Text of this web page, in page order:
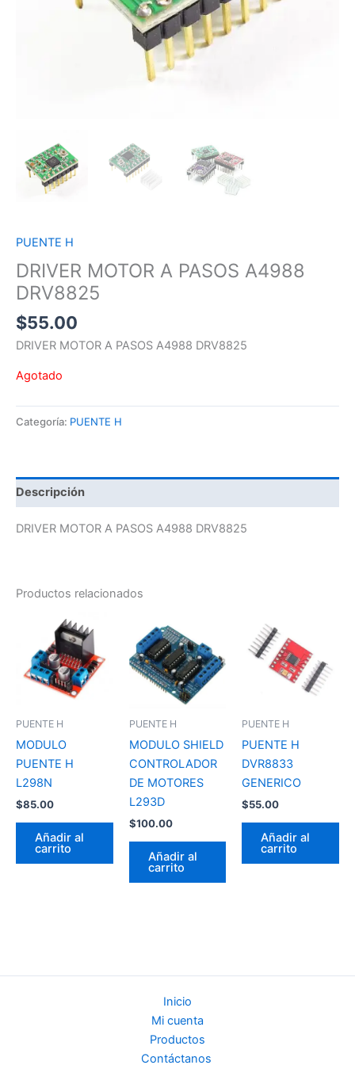
PUENTE H
DRIVER MOTOR A PASOS A4988
DRV8825
$55.00
DRIVER MOTOR A PASOS A4988 DRV8825
Agotado
Categoría: PUENTE H
Descripción
DRIVER MOTOR A PASOS A4988 DRV8825
Productos relacionados
PUENTE H
MODULO
PUENTE H
L298N
$85.00
Añadir al
carrito
PUENTE H
MODULO SHIELD
CONTROLADOR
DE MOTORES
L293D
$100.00
Añadir al
carrito
PUENTE H
PUENTE H
DVR8833
GENERICO
$55.00
Añadir al
carrito
Inicio
Mi cuenta
Productos
Contáctanos